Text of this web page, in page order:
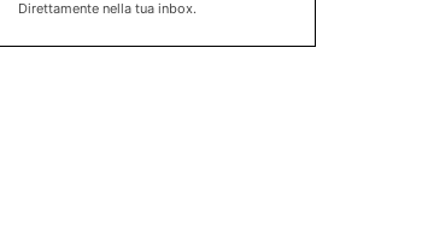
Direttamente nella tua inbox.